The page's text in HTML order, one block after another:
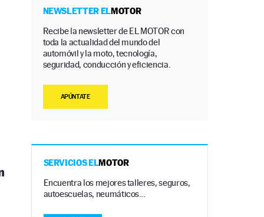
NEWSLETTER ELMOTOR
Recibe la newsletter de EL MOTOR con
toda la actualidad del mundo del
automóvil y la moto, tecnología,
seguridad, conducción y eficiencia.
APÚNTATE
SERVICIOS ELMOTOR
Encuentra los mejores talleres, seguros,
autoescuelas, neumáticos…